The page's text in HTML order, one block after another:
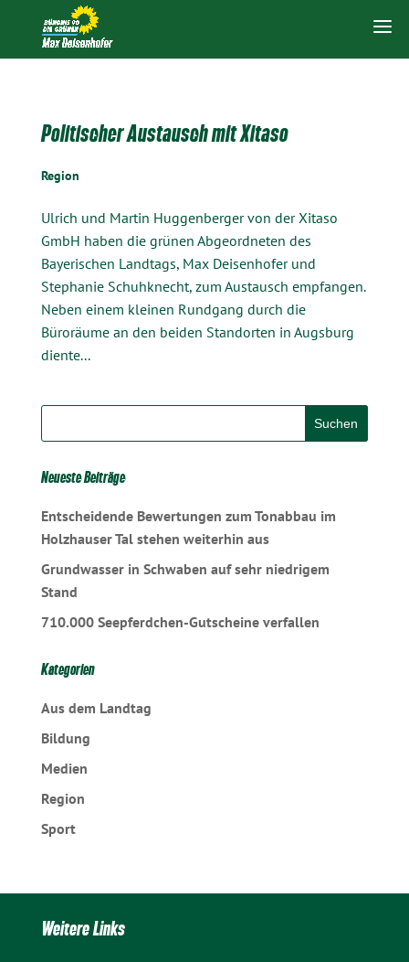
Politischer Austausch mit Xitaso
Region
Ulrich und Martin Huggenberger von der Xitaso
GmbH haben die grünen Abgeordneten des
Bayerischen Landtags, Max Deisenhofer und
Stephanie Schuhknecht, zum Austausch empfangen.
Neben einem kleinen Rundgang durch die
Büroräume an den beiden Standorten in Augsburg
diente...
Neueste Beiträge
Entscheidende Bewertungen zum Tonabbau im
Holzhauser Tal stehen weiterhin aus
Grundwasser in Schwaben auf sehr niedrigem
Stand
710.000 Seepferdchen-Gutscheine verfallen
Kategorien
Aus dem Landtag
Bildung
Medien
Region
Sport
Weitere Links